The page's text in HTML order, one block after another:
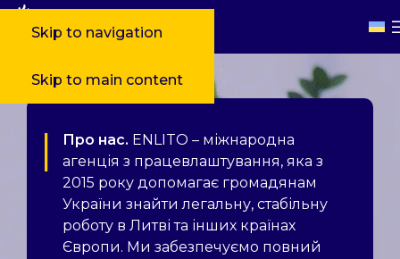
Skip to navigation
Skip to main content
Про нас. ENLITO – міжнародна
агенція з працевлаштування, яка з
2015 року допомагає громадянам
України знайти легальну, стабільну
роботу в Литві та інших країнах
Європи. Ми забезпечуємо повний